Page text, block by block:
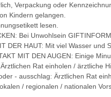
Verpackung oder
Kindern gelangen.
lesen.
Bei Unwohlsein
DER HAUT: Mit viel Wasser und
MIT DEN AUGEN: Einige
Rat einholen / ärztliche
- ausschlag: Ärztlichen Rat
/ regionalen / nationalen